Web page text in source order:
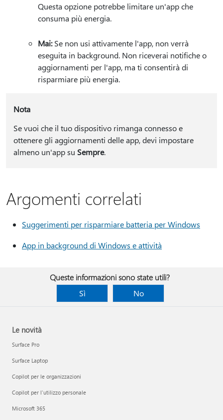
Questa opzione potrebbe limitare un'app che
consuma più energia.
Mai:Se non usi attivamente l'app, non verrà
eseguita in background. Non riceverai notifiche o
aggiornamenti per l'app, ma ti consentirà di
risparmiare più energia.
Nota
Se vuoi che il tuo dispositivo rimanga connesso e
ottenere gli aggiornamenti delle app, devi impostare
almeno un'app su Sempre.
Argomenti correlati
Suggerimenti per risparmiare batteria per Windows
App in background di Windows e attività
Queste informazioni sono state utili?
Sì
No
Le novità
Surface Pro
Surface Laptop
Copilot per le organizzazioni
Copilot per l'utilizzo personale
Microsoft 365